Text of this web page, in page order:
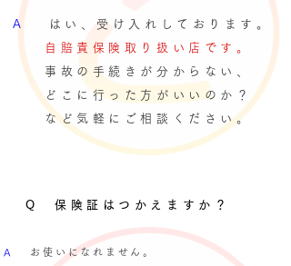
​A
はい、受け入れしております。
自賠責保険取り扱い店です。
事故の手続きが分からない、
どこに行った方がいいのか？
など気軽にご相談ください。
Q 保険証はつかえますか？
​A お使いになれません。